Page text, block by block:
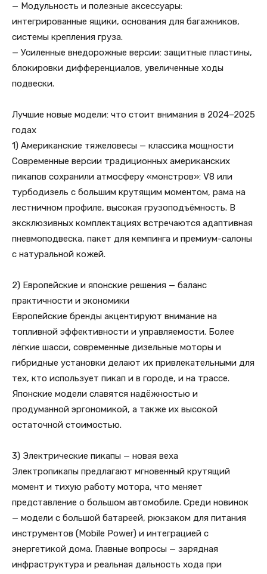
— Модульность и полезные аксессуары:
интегрированные ящики, основания для багажников,
системы крепления груза.
— Усиленные внедорожные версии: защитные пластины,
блокировки дифференциалов, увеличенные ходы
подвески.
Лучшие новые модели: что стоит внимания в 2024–2025
годах
1) Американские тяжеловесы — классика мощности
Современные версии традиционных американских
пикапов сохранили атмосферу «монстров»: V8 или
турбодизель с большим крутящим моментом, рама на
лестничном профиле, высокая грузоподъёмность. В
эксклюзивных комплектациях встречаются адаптивная
пневмоподвеска, пакет для кемпинга и премиум-салоны
с натуральной кожей.
2) Европейские и японские решения — баланс
практичности и экономики
Европейские бренды акцентируют внимание на
топливной эффективности и управляемости. Более
лёгкие шасси, современные дизельные моторы и
гибридные установки делают их привлекательными для
тех, кто использует пикап и в городе, и на трассе.
Японские модели славятся надёжностью и
продуманной эргономикой, а также их высокой
остаточной стоимостью.
3) Электрические пикапы — новая веха
Электропикапы предлагают мгновенный крутящий
момент и тихую работу мотора, что меняет
представление о большом автомобиле. Среди новинок
— модели с большой батареей, рюкзаком для питания
инструментов (Mobile Power) и интеграцией с
энергетикой дома. Главные вопросы — зарядная
инфраструктура и реальная дальность хода при